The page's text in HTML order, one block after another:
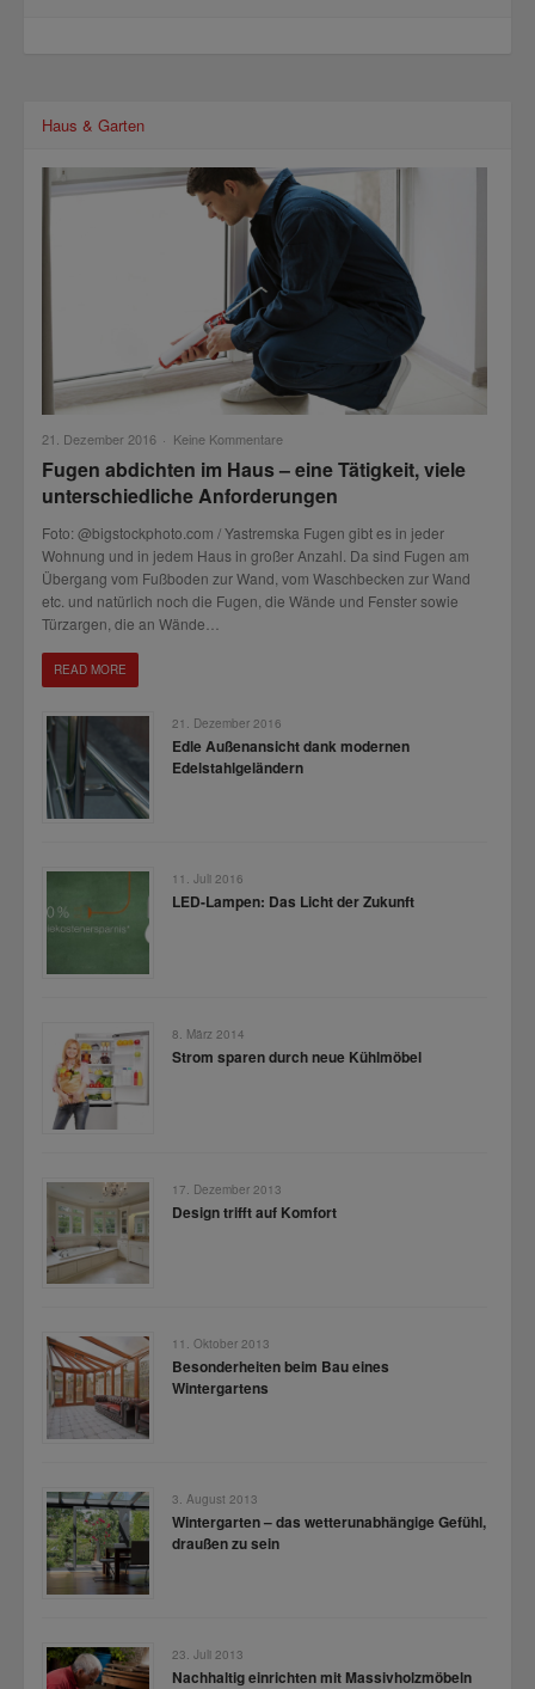
Haus & Garten
21. Dezember 2016 · Keine Kommentare
Fugen abdichten im Haus – eine Tätigkeit, viele
unterschiedliche Anforderungen
Foto: @bigstockphoto.com / Yastremska Fugen gibt es in jeder
Wohnung und in jedem Haus in großer Anzahl. Da sind Fugen am
Übergang vom Fußboden zur Wand, vom Waschbecken zur Wand
etc. und natürlich noch die Fugen, die Wände und Fenster sowie
Türzargen, die an Wände…
READ MORE
21. Dezember 2016
Edle Außenansicht dank modernen
Edelstahlgeländern
11. Juli 2016
LED-Lampen: Das Licht der Zukunft
8. März 2014
Strom sparen durch neue Kühlmöbel
17. Dezember 2013
Design trifft auf Komfort
11. Oktober 2013
Besonderheiten beim Bau eines
Wintergartens
3. August 2013
Wintergarten – das wetterunabhängige Gefühl,
draußen zu sein
23. Juli 2013
Nachhaltig einrichten mit Massivholzmöbeln